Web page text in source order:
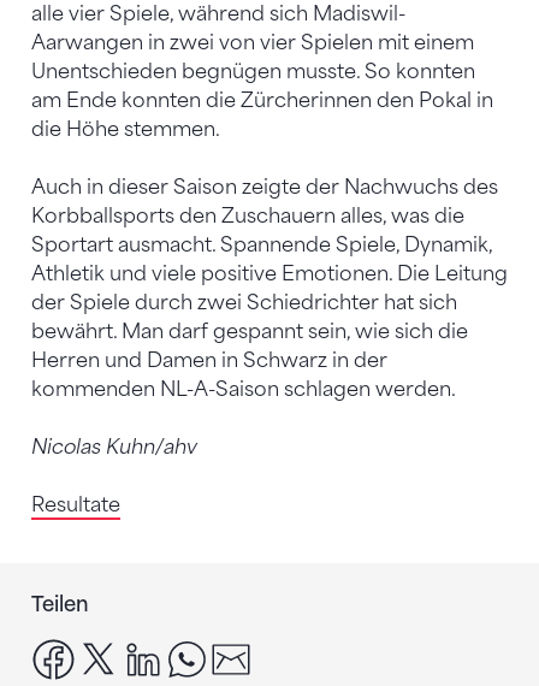
alle vier Spiele, während sich Madiswil-
Aarwangen in zwei von vier Spielen mit einem
Unentschieden begnügen musste. So konnten
am Ende konnten die Zürcherinnen den Pokal in
die Höhe stemmen.
Auch in dieser Saison zeigte der Nachwuchs des
Korbballsports den Zuschauern alles, was die
Sportart ausmacht. Spannende Spiele, Dynamik,
Athletik und viele positive Emotionen. Die Leitung
der Spiele durch zwei Schiedrichter hat sich
bewährt. Man darf gespannt sein, wie sich die
Herren und Damen in Schwarz in der
kommenden NL-A-Saison schlagen werden.
Nicolas Kuhn/ahv
Resultate
Teilen
facebook
x linkedinwhatsapp